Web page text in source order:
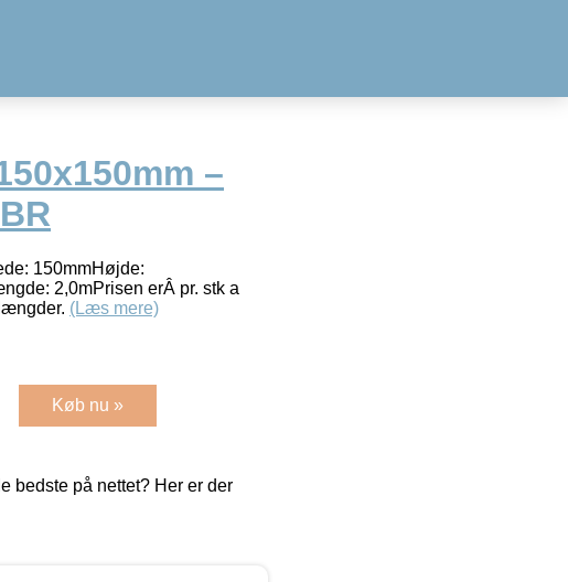
–
150mmHøjde:
2,0mPrisen erÂ pr. stk a
(Læs mere)
Køb nu »
bedste på nettet? Her er der